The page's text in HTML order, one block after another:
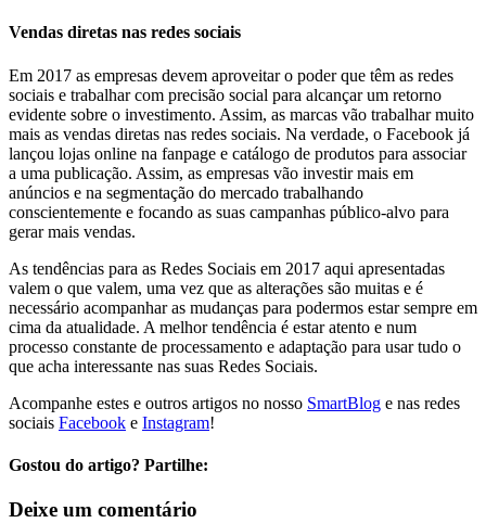
Vendas diretas nas redes sociais
Em 2017 as empresas devem aproveitar o poder que têm as redes
sociais e trabalhar com precisão social para alcançar um retorno
evidente sobre o investimento. Assim, as marcas vão trabalhar muito
mais as vendas diretas nas redes sociais. Na verdade, o Facebook já
lançou lojas online na fanpage e catálogo de produtos para associar
a uma publicação. Assim, as empresas vão investir mais em
anúncios e na segmentação do mercado trabalhando
conscientemente e focando as suas campanhas público-alvo para
gerar mais vendas.
As tendências para as Redes Sociais em 2017 aqui apresentadas
valem o que valem, uma vez que as alterações são muitas e é
necessário acompanhar as mudanças para podermos estar sempre em
cima da atualidade. A melhor tendência é estar atento e num
processo constante de processamento e adaptação para usar tudo o
que acha interessante nas suas Redes Sociais.
Acompanhe estes e outros artigos no nosso SmartBlog e nas redes
sociais Facebook e Instagram!
Gostou do artigo? Partilhe:
Deixe um comentário